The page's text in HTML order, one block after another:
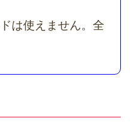
は使えません。全